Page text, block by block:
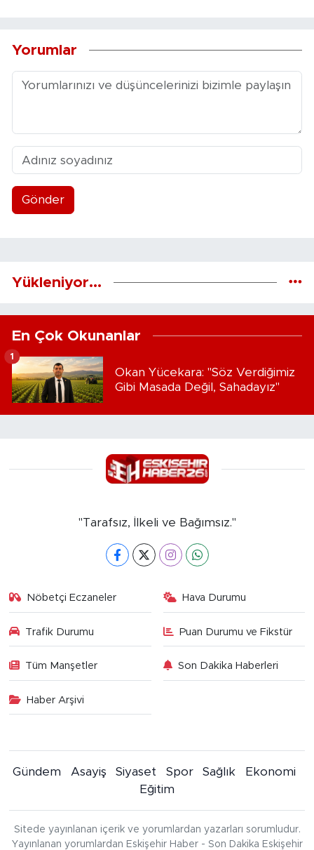
Yorumlar
Gönder
Yükleniyor...
En Çok Okunanlar
Okan Yücekara: "Söz Verdiğimiz
Gibi Masada Değil, Sahadayız"
1
"Tarafsız, İlkeli ve Bağımsız."
Nöbetçi Eczaneler Hava Durumu
Trafik Durumu Puan Durumu ve Fikstür
Tüm Manşetler Son Dakika Haberleri
Haber Arşivi
Gündem Asayiş Siyaset Spor Sağlık
Ekonomi
Eğitim
Sitede yayınlanan içerik ve yorumlardan yazarları sorumludur.
Yayınlanan yorumlardan Eskişehir Haber - Son Dakika Eskişehir